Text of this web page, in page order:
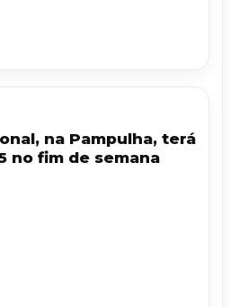
na Pampulha, terá
no fim de semana